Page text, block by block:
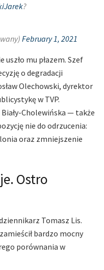
?
February 1, 2021
uszło mu płazem. Szef
o degradacji
Olechowski, dyrektor
w TVP.
Cholewińska — także
nie do odrzucenia:
oraz zmniejszenie
Ostro
Tomasz Lis.
bardzo mocny
porównania w